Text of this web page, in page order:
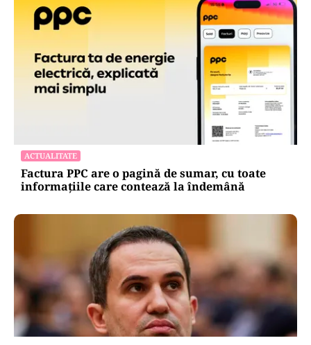
ACTUALITATE
Factura PPC are o pagină de sumar, cu toate
informațiile care contează la îndemână